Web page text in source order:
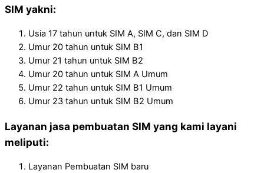
SIM yakni:
Usia 17 tahun untuk SIM A, SIM C, dan SIM D
Umur 20 tahun untuk SIM B1
Umur 21 tahun untuk SIM B2
Umur 20 tahun untuk SIM A Umum
Umur 22 tahun untuk SIM B1 Umum
Umur 23 tahun untuk SIM B2 Umum
Layanan jasa pembuatan SIM yang kami layani
meliputi:
Layanan Pembuatan SIM baru